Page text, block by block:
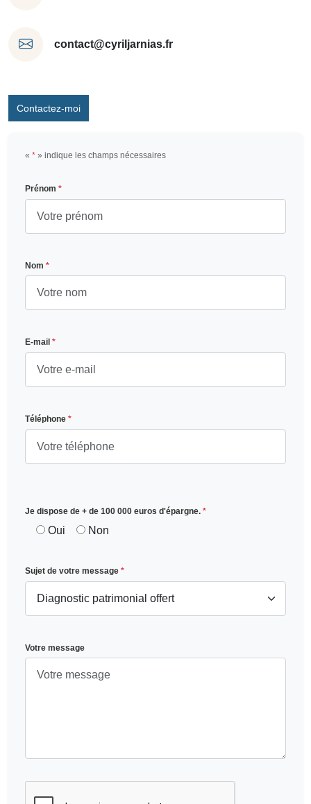
contact@cyriljarnias.fr
Contactez-moi
« * » indique les champs nécessaires
Prénom *
Nom *
E-mail *
Téléphone *
Je dispose de + de 100 000 euros d'épargne. *
Oui Non
Sujet de votre message *
Votre message